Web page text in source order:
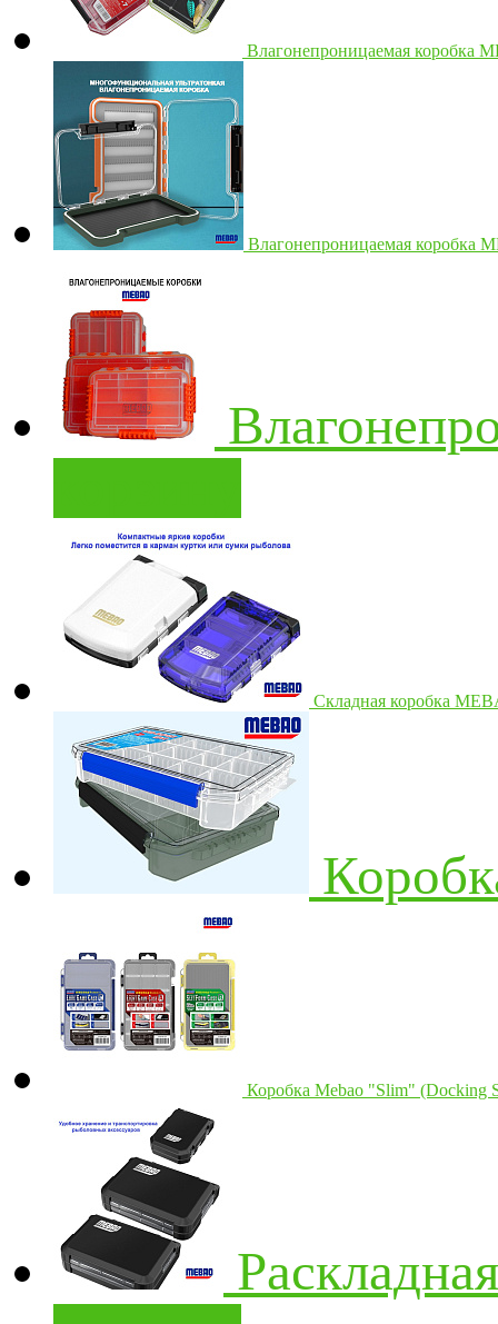
Влагонепроницаемая коробка
Влагонепроницаемая коробка
Cкладная коробка
Коробка Mebao "Slim" (Docking